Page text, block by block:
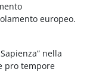
europeo.
nella
pro tempore